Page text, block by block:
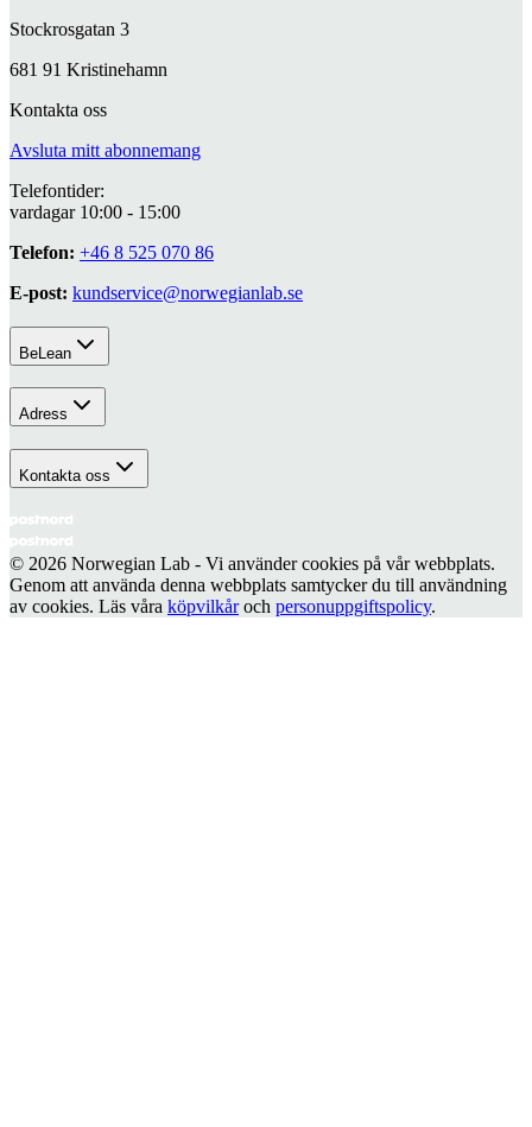
Stockrosgatan 3
681 91 Kristinehamn
Kontakta oss
Avsluta mitt abonnemang
Telefontider:
vardagar 10:00 - 15:00
Telefon: +46 8 525 070 86
E-post: kundservice@norwegianlab.se
BeLean
Adress
Kontakta oss
© 2026 Norwegian Lab - Vi använder cookies på vår webbplats.
Genom att använda denna webbplats samtycker du till användning
av cookies. Läs våra köpvilkåroch personuppgiftspolicy.